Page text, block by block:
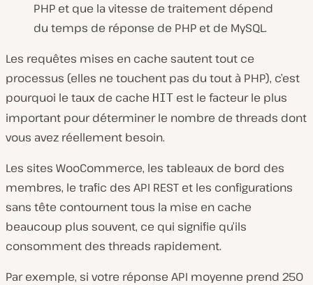
PHP et que la vitesse de traitement dépend
du temps de réponse de PHP et de MySQL.
Les requêtes mises en cache sautent tout ce
processus (elles ne touchent pas du tout à PHP), c’est
pourquoi le taux de cache HIT est le facteur le plus
important pour déterminer le nombre de threads dont
vous avez réellement besoin.
Les sites WooCommerce, les tableaux de bord des
membres, le trafic des API REST et les configurations
sans tête contournent tous la mise en cache
beaucoup plus souvent, ce qui signifie qu’ils
consomment des threads rapidement.
Par exemple, si votre réponse API moyenne prend 250